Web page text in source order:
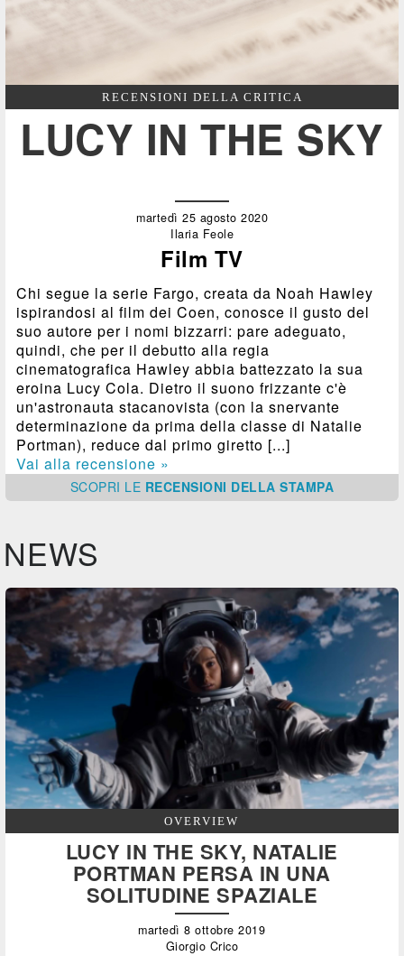
RECENSIONI DELLA CRITICA
LUCY IN THE SKY
martedì 25 agosto 2020
Ilaria Feole
Film TV
Chi segue la serie Fargo, creata da Noah Hawley
ispirandosi al film dei Coen, conosce il gusto del
suo autore per i nomi bizzarri: pare adeguato,
quindi, che per il debutto alla regia
cinematografica Hawley abbia battezzato la sua
eroina Lucy Cola. Dietro il suono frizzante c'è
un'astronauta stacanovista (con la snervante
determinazione da prima della classe di Natalie
Portman), reduce dal primo giretto [...]
Vai alla recensione »
SCOPRI LE RECENSIONI DELLA STAMPA
NEWS
OVERVIEW
LUCY IN THE SKY, NATALIE
PORTMAN PERSA IN UNA
SOLITUDINE SPAZIALE
martedì 8 ottobre 2019
Giorgio Crico